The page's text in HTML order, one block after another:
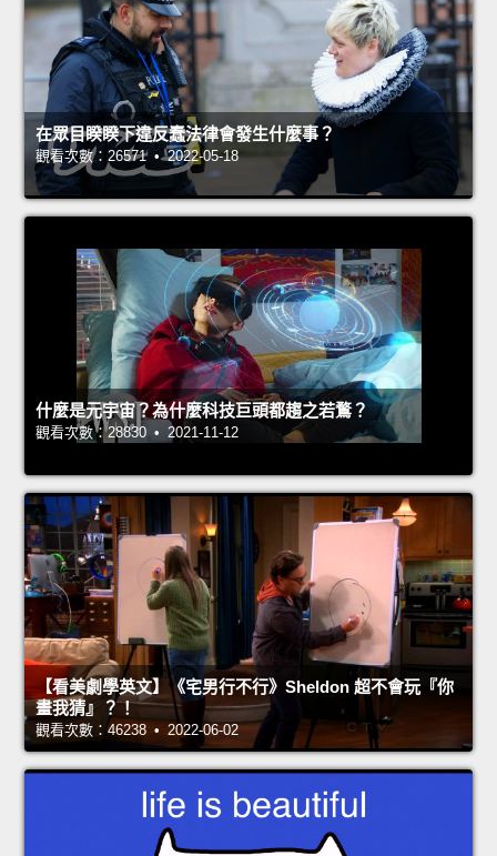
在眾目睽睽下違反蠢法律會發生什麼事？
觀看次數：26571 • 2022-05-18
什麼是元宇宙？為什麼科技巨頭都趨之若鶩？
觀看次數：28830 • 2021-11-12
【看美劇學英文】《宅男行不行》Sheldon 超不會玩『你
畫我猜』？！
觀看次數：46238 • 2022-06-02